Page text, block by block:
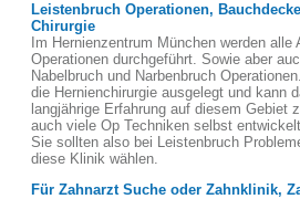
Leistenbruch Operationen,
Chirurgie
Im Hernienzentrum München werden
Operationen durchgeführt. Sowie aber
Nabelbruch und Narbenbruch
die Hernienchirurgie ausgelegt und kann
langjährige Erfahrung auf diesem Gebiet
auch viele Op Techniken selbst
Sie sollten also bei Leistenbruch
diese Klinik wählen.
Für Zahnarzt Suche oder Zahnklinik,